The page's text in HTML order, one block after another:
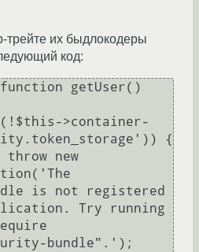
трейте их быдлокодеры
код:
{
is not registered
Try running
bundle".');